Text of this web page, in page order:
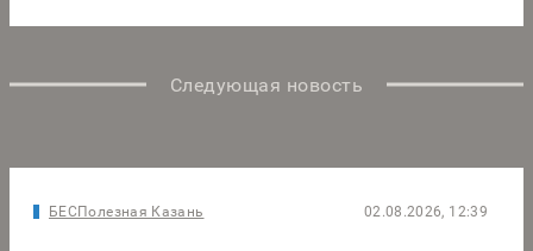
Следующая новость
БЕСПолезная Казань 02.08.2026, 12:39